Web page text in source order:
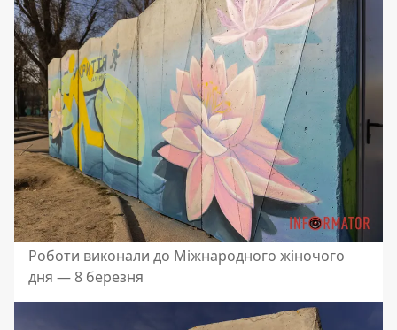
Роботи виконали до Міжнародного жіночого
дня — 8 березня